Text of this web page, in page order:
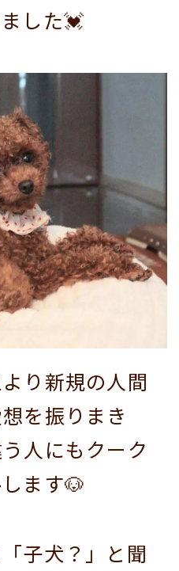
した💓
り新規の人間
を振りまき
人にもクーク
ます🐶
子犬？」と聞